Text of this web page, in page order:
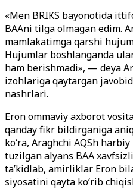
«Men BRIKS bayonotida
BAAni tilga olmagan edim.
mamlakatimga qarshi
Hujumlar boshlanganda
ham berishmadi», — deya
izohlariga qaytargan
nashrlari.
Eron ommaviy axborot
qanday fikr bildirganiga
ko‘ra, Araghchi AQSh
tuzilgan alyans BAA
ta’kidlab, amirliklar Eron
siyosatini qayta ko‘rib